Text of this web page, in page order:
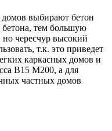
выбирают бетон
тем большую
чересчур высокий
т.к. это приведет
каркасных домов и
В15 М200, а для
частных домов